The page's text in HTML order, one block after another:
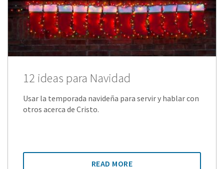
12 ideas para Navidad
Usar la temporada navideña para servir y hablar con
otros acerca de Cristo.
READ MORE